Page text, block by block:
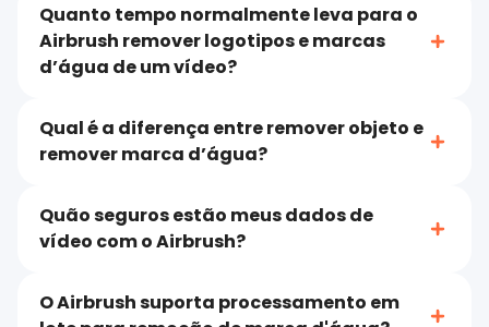
Quanto tempo normalmente leva para o
Airbrush remover logotipos e marcas
d’água de um vídeo?
Qual é a diferença entre remover objeto e
remover marca d’água?
Quão seguros estão meus dados de
vídeo com o Airbrush?
O Airbrush suporta processamento em